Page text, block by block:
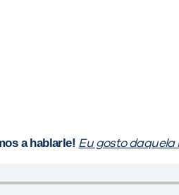
a hablarle! Eu gosto daquela